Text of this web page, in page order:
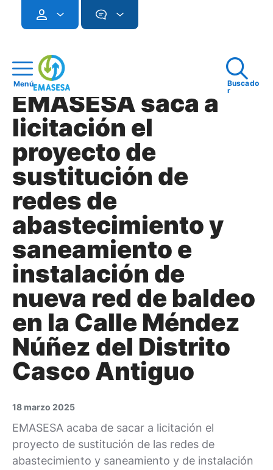
Menú
Buscado
r
EMASESA saca a
licitación el
proyecto de
sustitución de
redes de
abastecimiento y
saneamiento e
instalación de
nueva red de baldeo
en la Calle Méndez
Núñez del Distrito
Casco Antiguo
18 marzo 2025
EMASESA acaba de sacar a licitación el
proyecto de sustitución de las redes de
abastecimiento y saneamiento y de instalación